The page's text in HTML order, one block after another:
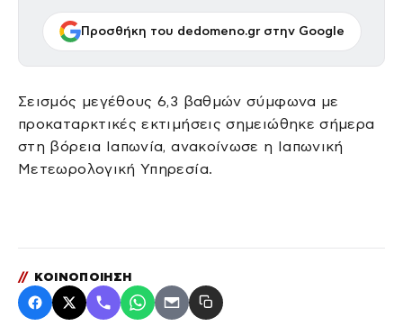
Προσθήκη του dedomeno.gr στην Google
Σεισμός μεγέθους 6,3 βαθμών σύμφωνα με
προκαταρκτικές εκτιμήσεις σημειώθηκε σήμερα
στη βόρεια Ιαπωνία, ανακοίνωσε η Ιαπωνική
Μετεωρολογική Υπηρεσία.
// ΚΟΙΝΟΠΟΙΗΣΗ